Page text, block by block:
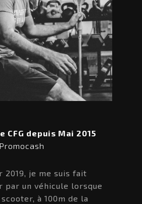
CFG depuis Mai 2015
2019, je me suis fait
par un véhicule lorsque
à 100m de la